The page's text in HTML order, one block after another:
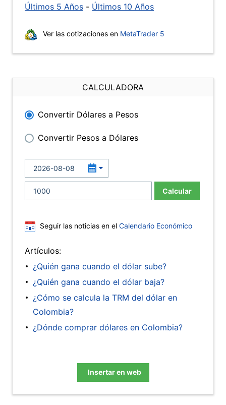
Últimos 5 Años - Últimos 10 Años
Ver las cotizaciones en MetaTrader 5
CALCULADORA
Convertir Dólares a Pesos
Convertir Pesos a Dólares
Calcular
Seguir las noticias en el Calendario Económico
Artículos:
¿Quién gana cuando el dólar sube?
¿Quién gana cuando el dólar baja?
¿Cómo se calcula la TRM del dólar en
Colombia?
¿Dónde comprar dólares en Colombia?
Insertar en web